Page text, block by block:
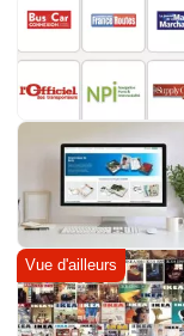
Vue d'ailleurs